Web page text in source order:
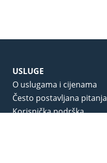
USLUGE
O uslugama i cijenama
Često postavljana pitanja
Korisnička podrška